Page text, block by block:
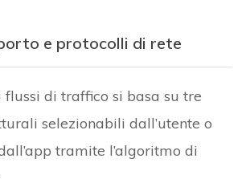
e protocolli di rete
flussi di traffico si basa su tre
selezionabili dall’utente o
tramite l’algoritmo di